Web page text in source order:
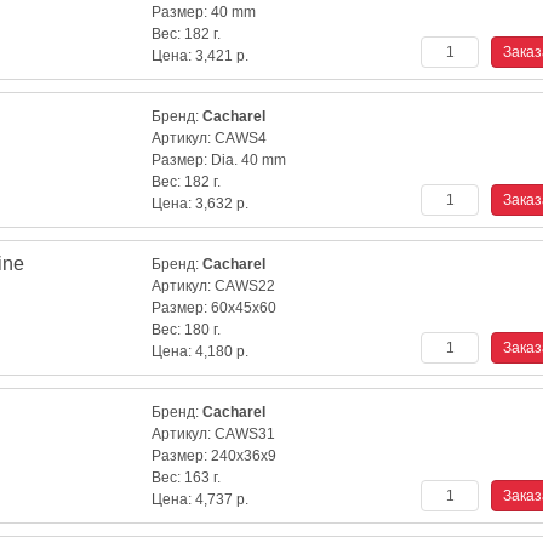
Размер: 40 mm
Вес: 182 г.
Цена: 3,421 р.
Бренд: Cacharel
Артикул: CAWS4
Размер: Dia. 40 mm
Вес: 182 г.
Цена: 3,632 р.
Бренд: Cacharel
Артикул: CAWS22
Размер: 60x45x60
Вес: 180 г.
Цена: 4,180 р.
Бренд: Cacharel
Артикул: CAWS31
Размер: 240x36x9
Вес: 163 г.
Цена: 4,737 р.